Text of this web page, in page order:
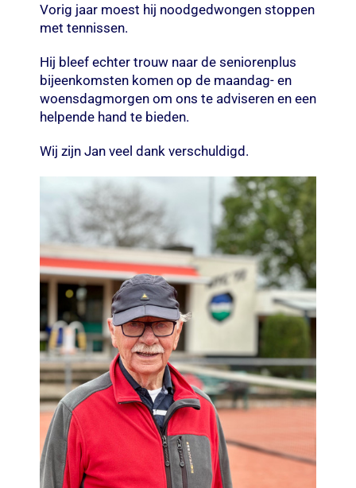
Vorig jaar moest hij noodgedwongen stoppen
met tennissen.
Hij bleef echter trouw naar de seniorenplus
bijeenkomsten komen op de maandag- en
woensdagmorgen om ons te adviseren en een
helpende hand te bieden.
Wij zijn Jan veel dank verschuldigd.